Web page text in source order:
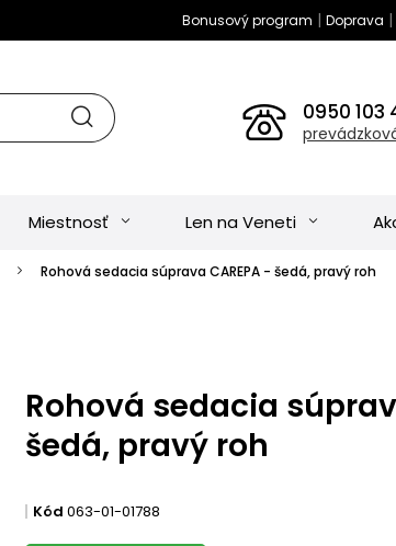
Bonusový program | Doprava |
0950 103
Miestnosť Len na Veneti
Rohová sedacia súprava CAREPA - šedá, pravý roh
Rohová sedacia
šedá, pravý roh
Kód 063-01-01788